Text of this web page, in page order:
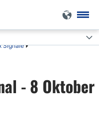
Signale
- 8 Oktober